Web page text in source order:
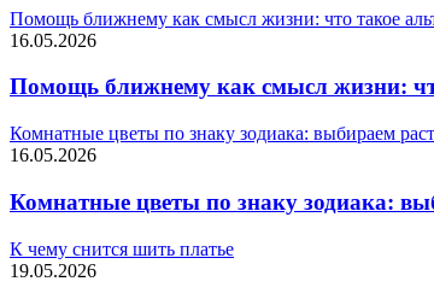
Помощь ближнему как смысл жизни: что такое
16.05.2026
Помощь ближнему как смысл жизни:
Комнатные цветы по знаку зодиака: выбираем
16.05.2026
Комнатные цветы по знаку зодиака:
К чему снится шить платье
19.05.2026